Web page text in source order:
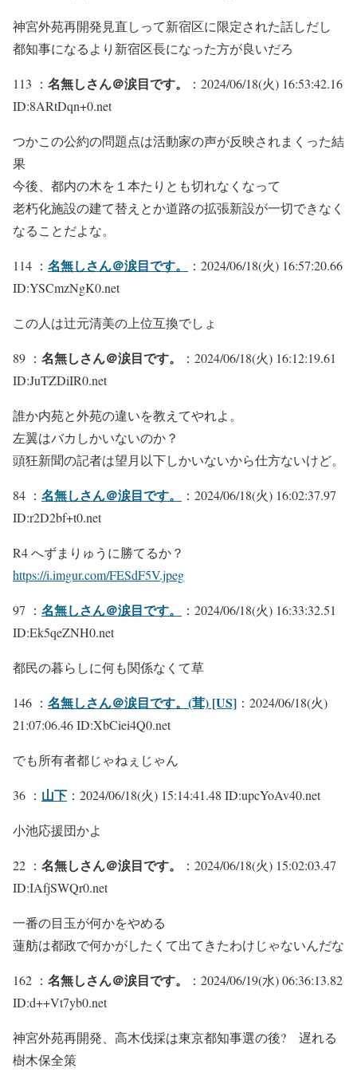
神宮外苑再開発見直しって新宿区に限定された話しだし
都知事になるより新宿区長になった方が良いだろ
113 ： 名無しさん＠涙目です。
：2024/06/18(火) 16:53:42.16
ID:8ARtDqn+0.net
つかこの公約の問題点は活動家の声が反映されまくった結
果
今後、都内の木を１本たりとも切れなくなって
老朽化施設の建て替えとか道路の拡張新設が一切できなく
なることだよな。
114 ： 名無しさん＠涙目です。
：2024/06/18(火) 16:57:20.66
ID:YSCmzNgK0.net
この人は辻元清美の上位互換でしょ
89 ： 名無しさん＠涙目です。
：2024/06/18(火) 16:12:19.61
ID:JuTZDiIR0.net
誰か内苑と外苑の違いを教えてやれよ。
左翼はバカしかいないのか？
頭狂新聞の記者は望月以下しかいないから仕方ないけど。
84 ： 名無しさん＠涙目です。
：2024/06/18(火) 16:02:37.97
ID:r2D2bf+t0.net
R4 へずまりゅうに勝てるか？
https://i.imgur.com/FESdF5V.jpeg
97 ： 名無しさん＠涙目です。
：2024/06/18(火) 16:33:32.51
ID:Ek5qeZNH0.net
都民の暮らしに何も関係なくて草
146 ： 名無しさん＠涙目です。(茸) [US] ：2024/06/18(火)
21:07:06.46 ID:XbCiei4Q0.net
でも所有者都じゃねぇじゃん
36 ： 山下 ：2024/06/18(火) 15:14:41.48 ID:upcYoAv40.net
小池応援団かよ
22 ： 名無しさん＠涙目です。
：2024/06/18(火) 15:02:03.47
ID:IAfjSWQr0.net
一番の目玉が何かをやめる
蓮舫は都政で何かがしたくて出てきたわけじゃないんだな
162 ： 名無しさん＠涙目です。
：2024/06/19(水) 06:36:13.82
ID:d++Vt7yb0.net
神宮外苑再開発、高木伐採は東京都知事選の後? 遅れる
樹木保全策